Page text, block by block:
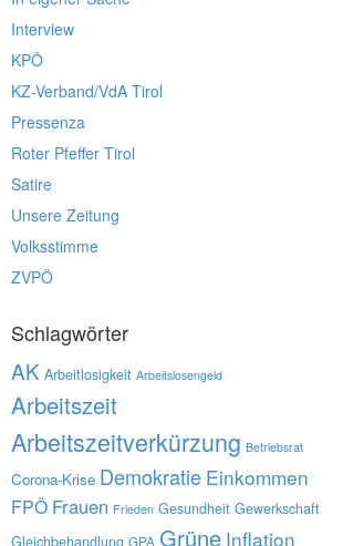
Interview
KPÖ
KZ-Verband/VdA Tirol
Pressenza
Roter Pfeffer Tirol
Satire
Unsere Zeitung
Volksstimme
ZVPÖ
Schlagwörter
AK Arbeitlosigkeit Arbeitslosengeld
Arbeitszeit
Arbeitszeitverkürzung Betriebsrat
Corona-Krise Demokratie Einkommen
FPÖ Frauen Frieden Gesundheit Gewerkschaft
Gleichbehandlung GPA Grüne Inflation